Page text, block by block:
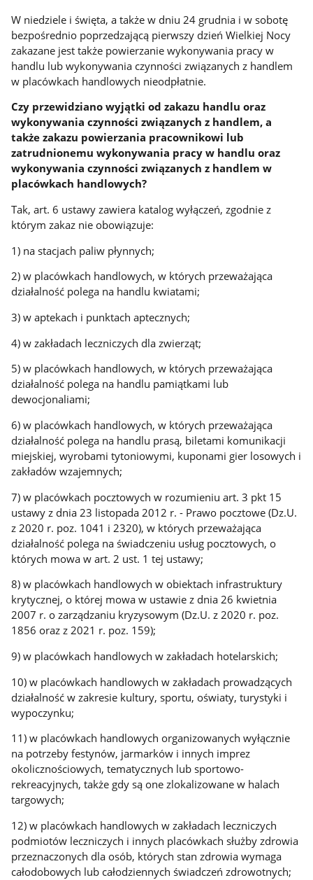
W niedziele i święta, a także w dniu 24 grudnia i w sobotę
bezpośrednio poprzedzającą pierwszy dzień Wielkiej Nocy
zakazane jest także powierzanie wykonywania pracy w
handlu lub wykonywania czynności związanych z handlem
w placówkach handlowych nieodpłatnie.
Czy przewidziano wyjątki od zakazu handlu oraz
wykonywania czynności związanych z handlem, a
także zakazu powierzania pracownikowi lub
zatrudnionemu wykonywania pracy w handlu oraz
wykonywania czynności związanych z handlem w
placówkach handlowych?
Tak, art. 6 ustawy zawiera katalog wyłączeń, zgodnie z
którym zakaz nie obowiązuje:
1) na stacjach paliw płynnych;
2) w placówkach handlowych, w których przeważająca
działalność polega na handlu kwiatami;
3) w aptekach i punktach aptecznych;
4) w zakładach leczniczych dla zwierząt;
5) w placówkach handlowych, w których przeważająca
działalność polega na handlu pamiątkami lub
dewocjonaliami;
6) w placówkach handlowych, w których przeważająca
działalność polega na handlu prasą, biletami komunikacji
miejskiej, wyrobami tytoniowymi, kuponami gier losowych i
zakładów wzajemnych;
7) w placówkach pocztowych w rozumieniu art. 3 pkt 15
ustawy z dnia 23 listopada 2012 r. - Prawo pocztowe (Dz.U.
z 2020 r. poz. 1041 i 2320), w których przeważająca
działalność polega na świadczeniu usług pocztowych, o
których mowa w art. 2 ust. 1 tej ustawy;
8) w placówkach handlowych w obiektach infrastruktury
krytycznej, o której mowa w ustawie z dnia 26 kwietnia
2007 r. o zarządzaniu kryzysowym (Dz.U. z 2020 r. poz.
1856 oraz z 2021 r. poz. 159);
9) w placówkach handlowych w zakładach hotelarskich;
10) w placówkach handlowych w zakładach prowadzących
działalność w zakresie kultury, sportu, oświaty, turystyki i
wypoczynku;
11) w placówkach handlowych organizowanych wyłącznie
na potrzeby festynów, jarmarków i innych imprez
okolicznościowych, tematycznych lub sportowo-
rekreacyjnych, także gdy są one zlokalizowane w halach
targowych;
12) w placówkach handlowych w zakładach leczniczych
podmiotów leczniczych i innych placówkach służby zdrowia
przeznaczonych dla osób, których stan zdrowia wymaga
całodobowych lub całodziennych świadczeń zdrowotnych;